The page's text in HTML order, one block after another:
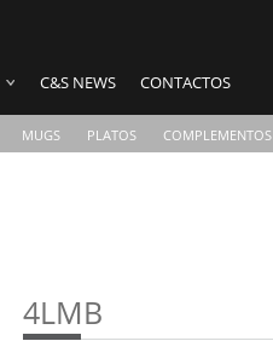
MUGS PLATOS COMPLEMENTOS
C&S NEWS CONTACTOS
4LMB